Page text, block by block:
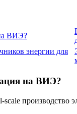
ВИЭ?
энергии для
на ВИЭ?
производство